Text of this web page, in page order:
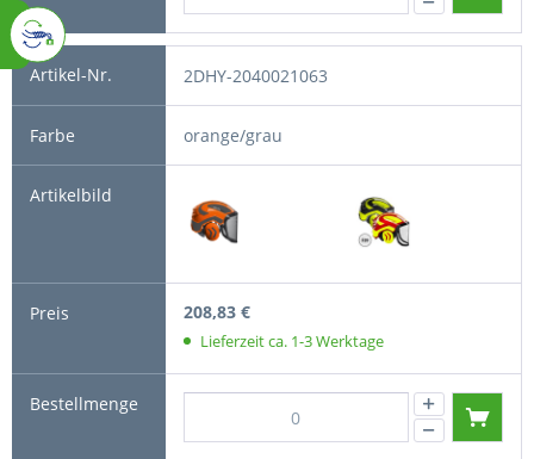
2DHY-2040021063
orange/grau
208,83 €
Lieferzeit ca. 1-3 Werktage